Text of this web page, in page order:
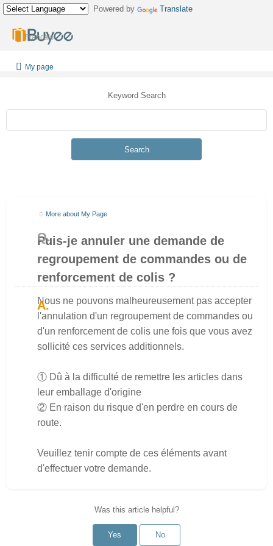
Powered by Translate
Français
My page
Keyword Search
Search
More about My Page
Puis-je annuler une demande de
regroupement de commandes ou de
renforcement de colis ?
Nous ne pouvons malheureusement pas accepter
l'annulation d'un regroupement de commandes ou
d'un renforcement de colis une fois que vous avez
sollicité ces services additionnels.
① Dû à la difficulté de remettre les articles dans
leur emballage d'origine
② En raison du risque d'en perdre en cours de
route.
Veuillez tenir compte de ces éléments avant
d'effectuer votre demande.
Was this article helpful?
Yes No